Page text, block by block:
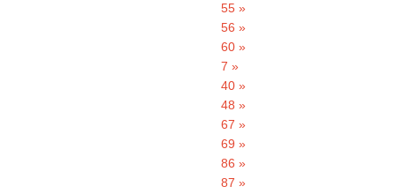
55 »
56 »
60 »
7 »
40 »
48 »
67 »
69 »
86 »
87 »